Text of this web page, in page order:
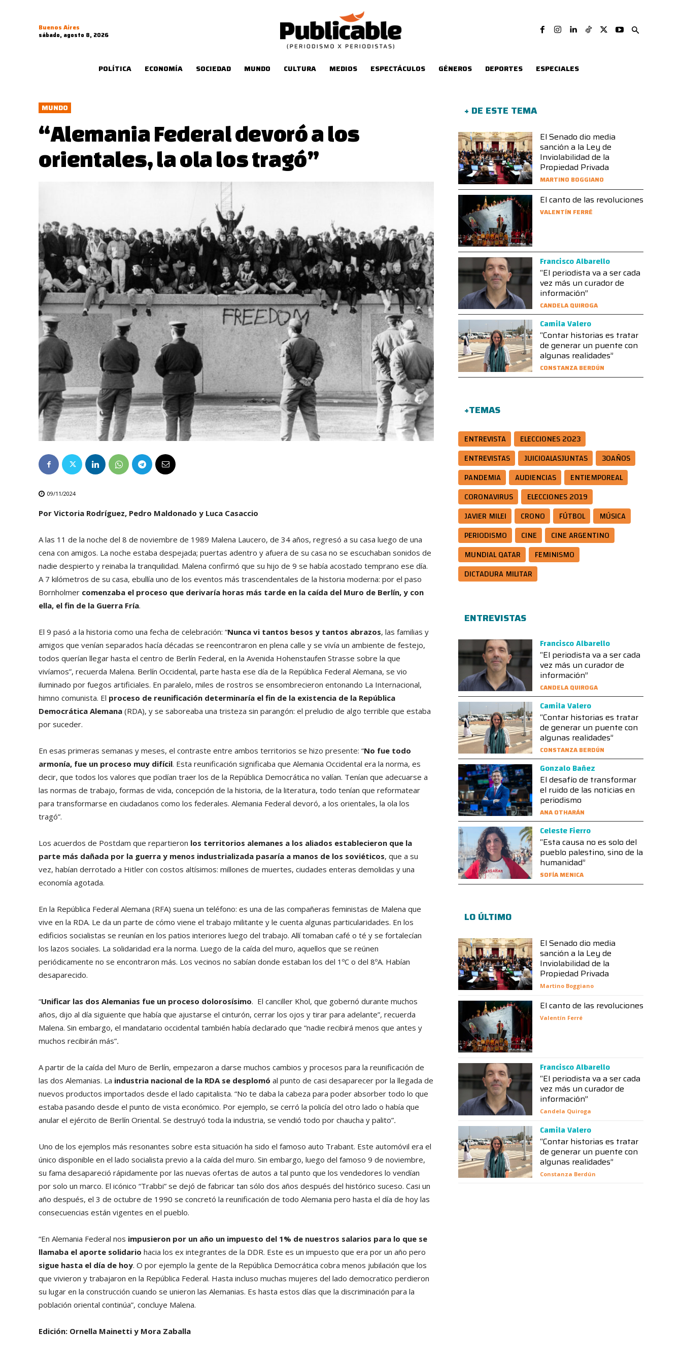
Buenos Aires
sábado, agosto 8, 2026
POLÍTICA ECONOMÍA SOCIEDAD MUNDO CULTURA MEDIOS ESPECTÁCULOS GÉNEROS DEPORTES ESPECIALES
MUNDO
“Alemania Federal devoró a los
orientales, la ola los tragó”
09/11/2024
Por Victoria Rodríguez, Pedro Maldonado y Luca Casaccio
A las 11 de la noche del 8 de noviembre de 1989 Malena Laucero, de 34 años, regresó a su casa luego de una
cena con amigos. La noche estaba despejada; puertas adentro y afuera de su casa no se escuchaban sonidos de
nadie despierto y reinaba la tranquilidad. Malena confirmó que su hijo de 9 se había acostado temprano ese día.
A 7 kilómetros de su casa, ebullía uno de los eventos más trascendentales de la historia moderna: por el paso
Bornholmer comenzaba el proceso que derivaría horas más tarde en la caída del Muro de Berlín, y con
ella, el fin de la Guerra Fría.
El 9 pasó a la historia como una fecha de celebración: “Nunca vi tantos besos y tantos abrazos, las familias y
amigos que venían separados hacía décadas se reencontraron en plena calle y se vivía un ambiente de festejo,
todos querían llegar hasta el centro de Berlín Federal, en la Avenida Hohenstaufen Strasse sobre la que
vivíamos”, recuerda Malena. Berlín Occidental, parte hasta ese día de la República Federal Alemana, se vio
iluminado por fuegos artificiales. En paralelo, miles de rostros se ensombrecieron entonando La Internacional,
himno comunista. El proceso de reunificación determinaría el fin de la existencia de la República
Democrática Alemana (RDA), y se saboreaba una tristeza sin parangón: el preludio de algo terrible que estaba
por suceder.
En esas primeras semanas y meses, el contraste entre ambos territorios se hizo presente: “No fue todo
armonía, fue un proceso muy difícil. Esta reunificación significaba que Alemania Occidental era la norma, es
decir, que todos los valores que podían traer los de la República Democrática no valían. Tenían que adecuarse a
las normas de trabajo, formas de vida, concepción de la historia, de la literatura, todo tenían que reformatear
para transformarse en ciudadanos como los federales. Alemania Federal devoró, a los orientales, la ola los
tragó”.
Los acuerdos de Postdam que repartieron los territorios alemanes a los aliados establecieron que la
parte más dañada por la guerra y menos industrializada pasaría a manos de los soviéticos, que a su
vez, habían derrotado a Hitler con costos altísimos: millones de muertes, ciudades enteras demolidas y una
economía agotada.
En la República Federal Alemana (RFA) suena un teléfono: es una de las compañeras feministas de Malena que
vive en la RDA. Le da un parte de cómo viene el trabajo militante y le cuenta algunas particularidades. En los
edificios socialistas se reunían en los patios interiores luego del trabajo. Allí tomaban café o té y se fortalecían
los lazos sociales. La solidaridad era la norma. Luego de la caída del muro, aquellos que se reúnen
periódicamente no se encontraron más. Los vecinos no sabían donde estaban los del 1ºC o del 8ºA. Habían
desaparecido.
“Unificar las dos Alemanias fue un proceso dolorosísimo. El canciller Khol, que gobernó durante muchos
años, dijo al día siguiente que había que ajustarse el cinturón, cerrar los ojos y tirar para adelante”, recuerda
Malena. Sin embargo, el mandatario occidental también había declarado que “nadie recibirá menos que antes y
muchos recibirán más”.
A partir de la caída del Muro de Berlín, empezaron a darse muchos cambios y procesos para la reunificación de
las dos Alemanias. La industria nacional de la RDA se desplomó al punto de casi desaparecer por la llegada de
nuevos productos importados desde el lado capitalista. “No te daba la cabeza para poder absorber todo lo que
estaba pasando desde el punto de vista económico. Por ejemplo, se cerró la policía del otro lado o había que
anular el ejército de Berlín Oriental. Se destruyó toda la industria, se vendió todo por chaucha y palito”.
Uno de los ejemplos más resonantes sobre esta situación ha sido el famoso auto Trabant. Este automóvil era el
único disponible en el lado socialista previo a la caída del muro. Sin embargo, luego del famoso 9 de noviembre,
su fama desapareció rápidamente por las nuevas ofertas de autos a tal punto que los vendedores lo vendían
por solo un marco. El icónico “Trabbi” se dejó de fabricar tan sólo dos años después del histórico suceso. Casi un
año después, el 3 de octubre de 1990 se concretó la reunificación de todo Alemania pero hasta el día de hoy las
consecuencias están vigentes en el pueblo.
“En Alemania Federal nos impusieron por un año un impuesto del 1% de nuestros salarios para lo que se
llamaba el aporte solidario hacia los ex integrantes de la DDR. Este es un impuesto que era por un año pero
sigue hasta el día de hoy. O por ejemplo la gente de la República Democrática cobra menos jubilación que los
que vivieron y trabajaron en la República Federal. Hasta incluso muchas mujeres del lado democratico perdieron
su lugar en la construcción cuando se unieron las Alemanias. Es hasta estos días que la discriminación para la
población oriental continúa”, concluye Malena.
Edición: Ornella Mainetti y Mora Zaballa
+ DE ESTE TEMA
El Senado dio media
sanción a la Ley de
Inviolabilidad de la
Propiedad Privada
MARTINO BOGGIANO
El canto de las revoluciones
VALENTÍN FERRÉ
Francisco Albarello
“El periodista va a ser cada
vez más un curador de
información”
CANDELA QUIROGA
Camila Valero
“Contar historias es tratar
de generar un puente con
algunas realidades”
CONSTANZA BERDÚN
+TEMAS
ENTREVISTA
ELECCIONES 2023
ENTREVISTAS
JUICIOALASJUNTAS
30AÑOS
PANDEMIA
AUDIENCIAS
ENTIEMPOREAL
CORONAVIRUS
ELECCIONES 2019
JAVIER MILEI
CRONO FÚTBOL
MÚSICA
PERIODISMO
CINE
CINE ARGENTINO
MUNDIAL QATAR
FEMINISMO
DICTADURA MILITAR
ENTREVISTAS
Francisco Albarello
“El periodista va a ser cada
vez más un curador de
información”
CANDELA QUIROGA
Camila Valero
“Contar historias es tratar
de generar un puente con
algunas realidades”
CONSTANZA BERDÚN
Gonzalo Bañez
El desafío de transformar
el ruido de las noticias en
periodismo
ANA OTHARÁN
Celeste Fierro
“Esta causa no es solo del
pueblo palestino, sino de la
humanidad”
SOFÍA MENICA
LO ÚLTIMO
El Senado dio media
sanción a la Ley de
Inviolabilidad de la
Propiedad Privada
Martino Boggiano
El canto de las revoluciones
Valentín Ferré
Francisco Albarello
“El periodista va a ser cada
vez más un curador de
información”
Candela Quiroga
Camila Valero
“Contar historias es tratar
de generar un puente con
algunas realidades”
Constanza Berdún